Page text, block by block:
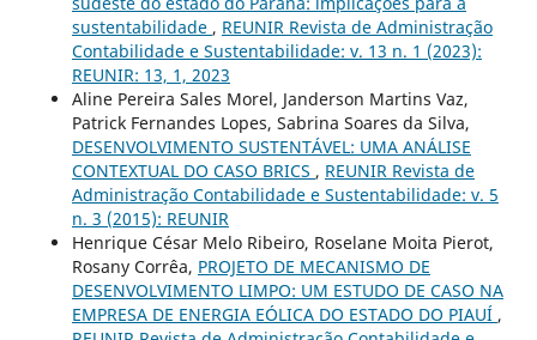
sustentabilidade , REUNIR Revista de Administração
Contabilidade e Sustentabilidade: v. 13 n. 1 (2023):
REUNIR: 13, 1, 2023
Aline Pereira Sales Morel, Janderson Martins Vaz,
Patrick Fernandes Lopes, Sabrina Soares da Silva,
DESENVOLVIMENTO SUSTENTÁVEL: UMA ANÁLISE
CONTEXTUAL DO CASO BRICS , REUNIR Revista de
Administração Contabilidade e Sustentabilidade: v. 5
n. 3 (2015): REUNIR
Henrique César Melo Ribeiro, Roselane Moita Pierot,
Rosany Corrêa, PROJETO DE MECANISMO DE
DESENVOLVIMENTO LIMPO: UM ESTUDO DE CASO NA
EMPRESA DE ENERGIA EÓLICA DO ESTADO DO PIAUÍ ,